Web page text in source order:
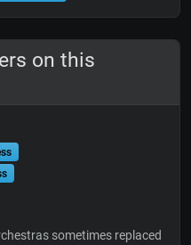
on this
sometimes replaced